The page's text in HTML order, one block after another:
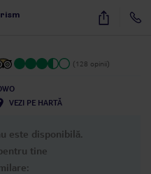
24
(128 opinii)
VEZI PE HARTĂ
este disponibilă.
tine